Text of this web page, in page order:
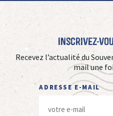
Inscrivez-
Recevez l’actualité du
mail une
ADRESSE E-MAIL